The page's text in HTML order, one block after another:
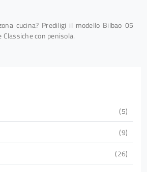
5
9
26
cucina? Prediligi il modello Bilbao 05
con penisola.